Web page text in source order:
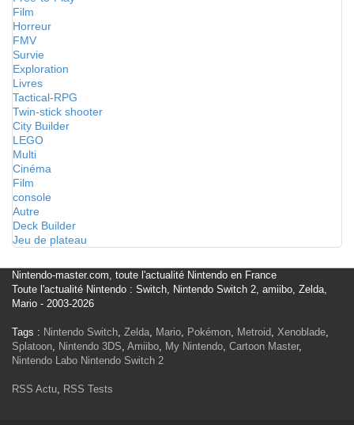
Film
Horreur
FMV
Survie
Exploration
Livres
Tactical-RPG
Twin-stick shooter
City Builder
LEGO
Multi
Cinéma
Film
console
Autre
Deck Builder
Jeu de plateau
Nintendo-master.com, toute l'actualité Nintendo en France
Toute l'actualité Nintendo : Switch, Nintendo Switch 2, amiibo, Zelda,
Mario - 2003-2026
Tags : Nintendo Switch, Zelda, Mario, Pokémon, Metroid, Xenoblade,
Splatoon, Nintendo 3DS, Amiibo, My Nintendo, Cartoon Master,
Nintendo Labo Nintendo Switch 2
RSS Actu, RSS Tests